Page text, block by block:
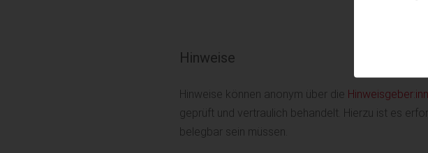
Hinweise
Hinweise können anonym über die
geprüft und vertraulich behandelt. Hierzu ist es
belegbar sein müssen.